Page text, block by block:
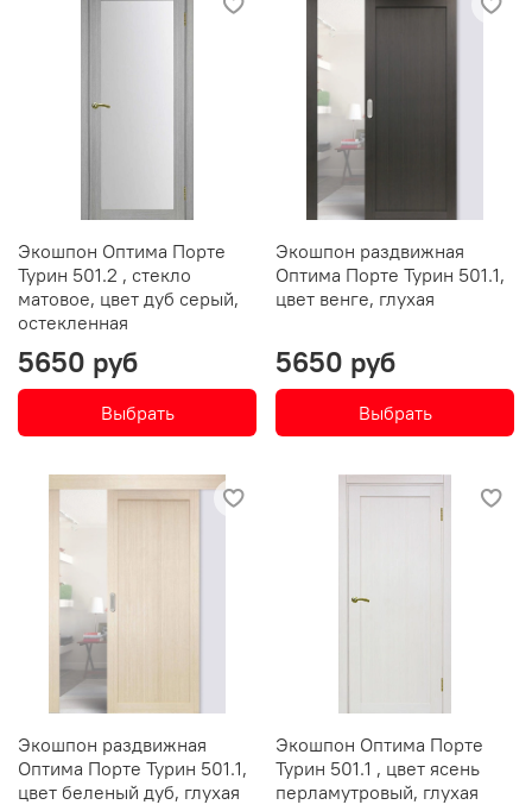
Экошпон Оптима Порте
Турин 501.2 , стекло
матовое, цвет дуб серый,
остекленная
5650 руб
Выбрать
Экошпон раздвижная
Оптима Порте Турин 501.1,
цвет венге, глухая
5650 руб
Выбрать
Экошпон раздвижная
Оптима Порте Турин 501.1,
цвет беленый дуб, глухая
Экошпон Оптима Порте
Турин 501.1 , цвет ясень
перламутровый, глухая